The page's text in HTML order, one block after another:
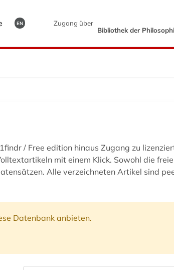
EN
Zugang über
Bibliothek der
/ Free edition hinaus Zugang zu
mit einem Klick. Sowohl die
Alle verzeichneten Artikel sind
Datenbank anbieten.